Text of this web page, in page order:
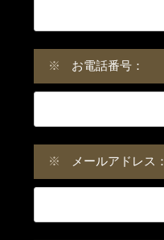
※ お電話番号：
※ メールアドレス：